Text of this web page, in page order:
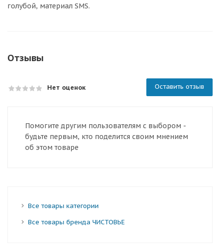
голубой, материал SMS.
Отзывы
Нет оценок Оставить отзыв
Помогите другим пользователям с выбором -
будьте первым, кто поделится своим мнением
об этом товаре
Все товары категории
Все товары бренда ЧИСТОВЬЕ